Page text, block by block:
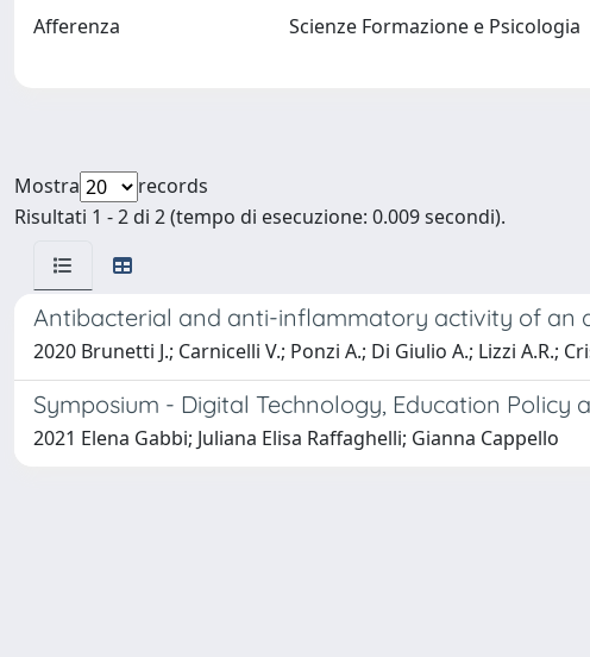
Afferenza Scienze Formazione e Psicologia
Mostra
records
Risultati 1 - 2 di 2 (tempo di esecuzione: 0.009 secondi).
Antibacterial and anti-inflammatory activity of an
2020 Brunetti J.; Carnicelli V.; Ponzi A.; Di Giulio A.; Lizzi A.R.;
Symposium - Digital Technology, Education Policy
2021 Elena Gabbi; Juliana Elisa Raffaghelli; Gianna Cappello